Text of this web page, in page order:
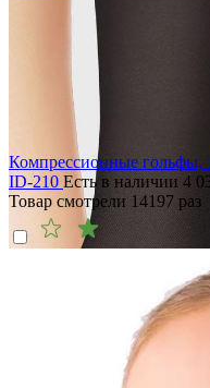
Компрессионные гольфы,
ID-210 Есть в наличии 4
Товар смотрели 14197 раз